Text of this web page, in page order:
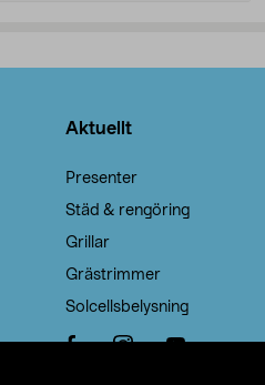
Aktuellt
Presenter
Städ & rengöring
Grillar
Grästrimmer
Solcellsbelysning